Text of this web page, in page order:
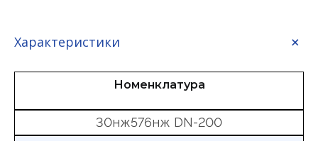
Характеристики
Номенклатура
30нж576нж DN-200